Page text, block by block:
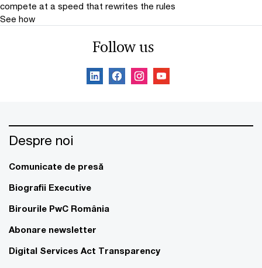
compete at a speed that rewrites the rules
See how
Follow us
Despre noi
Comunicate de presă
Biografii Executive
Birourile PwC România
Abonare newsletter
Digital Services Act Transparency